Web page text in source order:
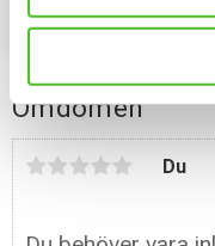
Omdömen
Du
INFO